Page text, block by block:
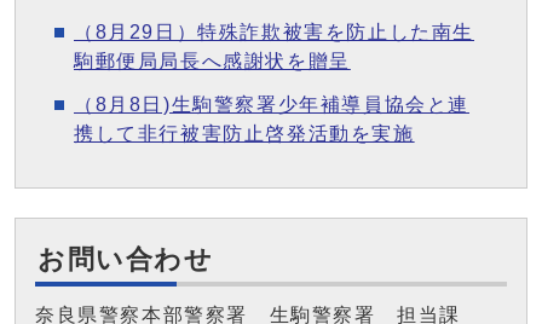
（8月29日）特殊詐欺被害を防止した南生
駒郵便局局長へ感謝状を贈呈
（8月8日)生駒警察署少年補導員協会と連
携して非行被害防止啓発活動を実施
お問い合わせ
奈良県警察本部警察署 生駒警察署 担当課